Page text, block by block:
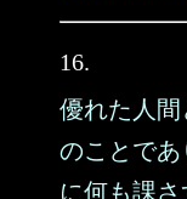
16.
優れた人
のことで
に何も課